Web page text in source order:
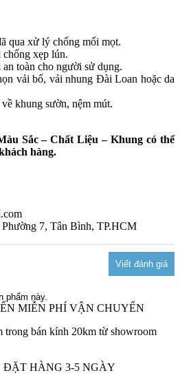
qua xử lý chống mối mọt.
xẹp lún.
toàn cho người sử dụng.
vải bố, vải nhung Đài Loan hoặc da
khung sườn, nệm mút.
Sắc – Chất Liệu – Khung có thể
hàng.
7, Tân Bình, TP.HCM
phẩm này.
MIỄN PHÍ VẬN CHUYỂN
trong bán kính 20km từ showroom
ĐẶT HÀNG 3-5 NGÀY